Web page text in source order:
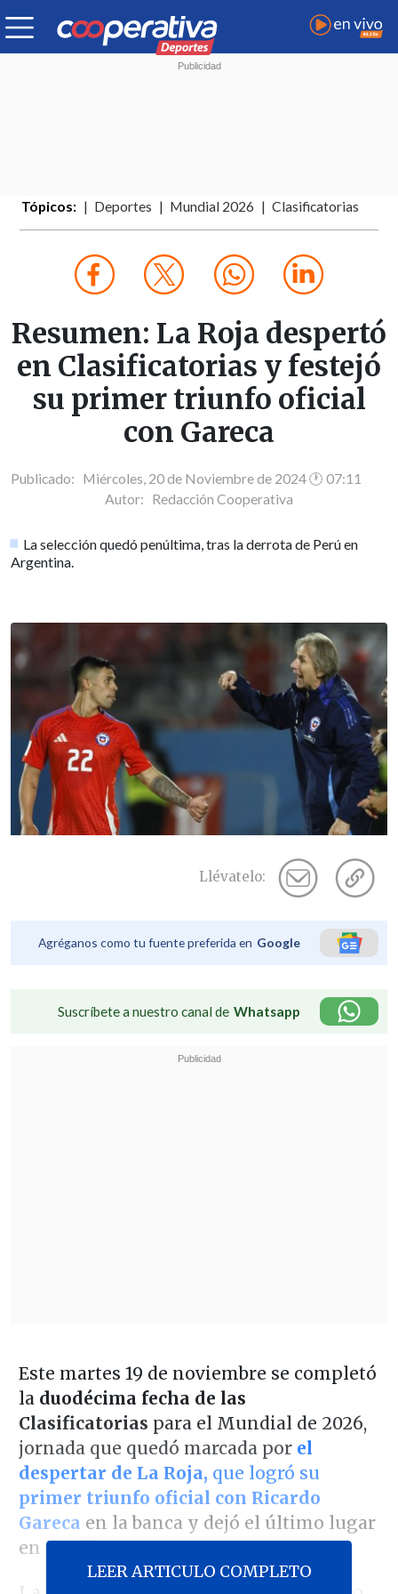
Tópicos: Deportes Mundial 2026 Clasificatorias
Resumen: La Roja despertó
en Clasificatorias y festejó
su primer triunfo oficial
con Gareca
Publicado: Miércoles, 20 de Noviembre de 2024 🕐 07:11
Autor: Redacción Cooperativa
La selección quedó penúltima, tras la derrota de Perú en
Argentina.
Llévatelo:
Agréganos como tu fuente preferida en Google
Suscríbete a nuestro canal de Whatsapp
Este martes 19 de noviembre se completó
la duodécima fecha de las
Clasificatorias para el Mundial de 2026,
jornada que quedó marcada por el
despertar de La Roja, que logró su
primer triunfo oficial con Ricardo
Gareca en la banca y dejó el último lugar
en la tabla.
LEER ARTICULO COMPLETO